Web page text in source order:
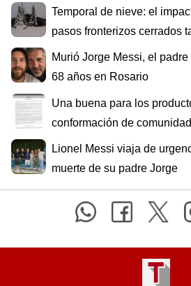
Temporal de nieve: el
pasos fronterizos cerrados
Murió Jorge Messi, el
68 años en Rosario
Una buena para los
conformación de
Lionel Messi viaja de
muerte de su padre Jorge